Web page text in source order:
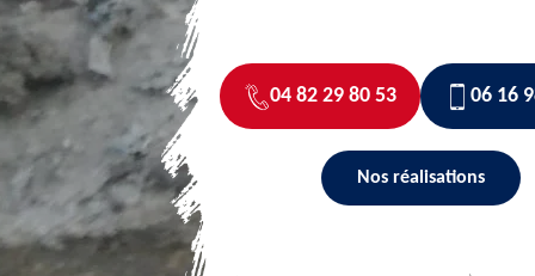
04 82 29 80 53 06 16
Nos réalisations